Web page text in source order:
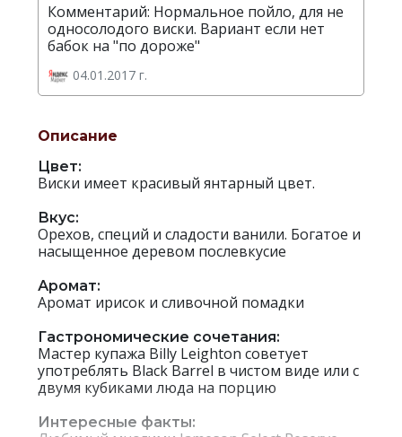
Комментарий: Нормальное пойло, для не
односолодого виски. Вариант если нет
бабок на "по дороже"
04.01.2017 г.
Описание
Цвет:
Виски имеет красивый янтарный цвет.
Вкус:
Орехов, специй и сладости ванили. Богатое и
насыщенное деревом послевкусие
Аромат:
Аромат ирисок и сливочной помадки
Гастрономические сочетания:
Мастер купажа Billy Leighton советует
употреблять Black Barrel в чистом виде или с
двумя кубиками люда на порцию
Интересные факты: